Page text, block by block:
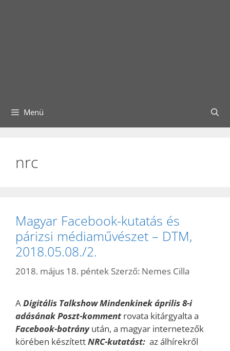
Menü
nrc
Magyar Facebook-kutatás és
párizsi médiaművészet – DTM,
2018.05.08./2.
2018. május 18. péntek Szerző: Nemes Cilla
ADigitális Talkshow Mindenkinek április 8-i
adásának Poszt-komment rovata kitárgyalta a
Facebook-botrány után, a magyar internetezők
körében készítettNRC-kutatást: az álhírekről